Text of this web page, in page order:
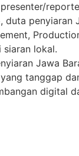
penyiaran
lokal.
Jawa
tanggap
digital